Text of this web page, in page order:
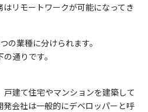
リモートワークが可能になってき
の業種に分けられます。
通りです。
建て住宅やマンションを建築して
会社は一般的にデベロッパーと呼